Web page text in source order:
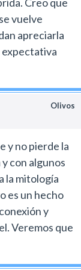
le pone
mientras que
y Grace
héroes la
actuación de
sale bien
limitada.
por el terreno
la diferencia
en los
que
que no
y
y tal vez el
que
y eso
comentado
importa si
de
vuelve
apreciarla
expectativa
Olivos
y no pierde la
con algunos
la mitología
es un hecho
y
Veremos que